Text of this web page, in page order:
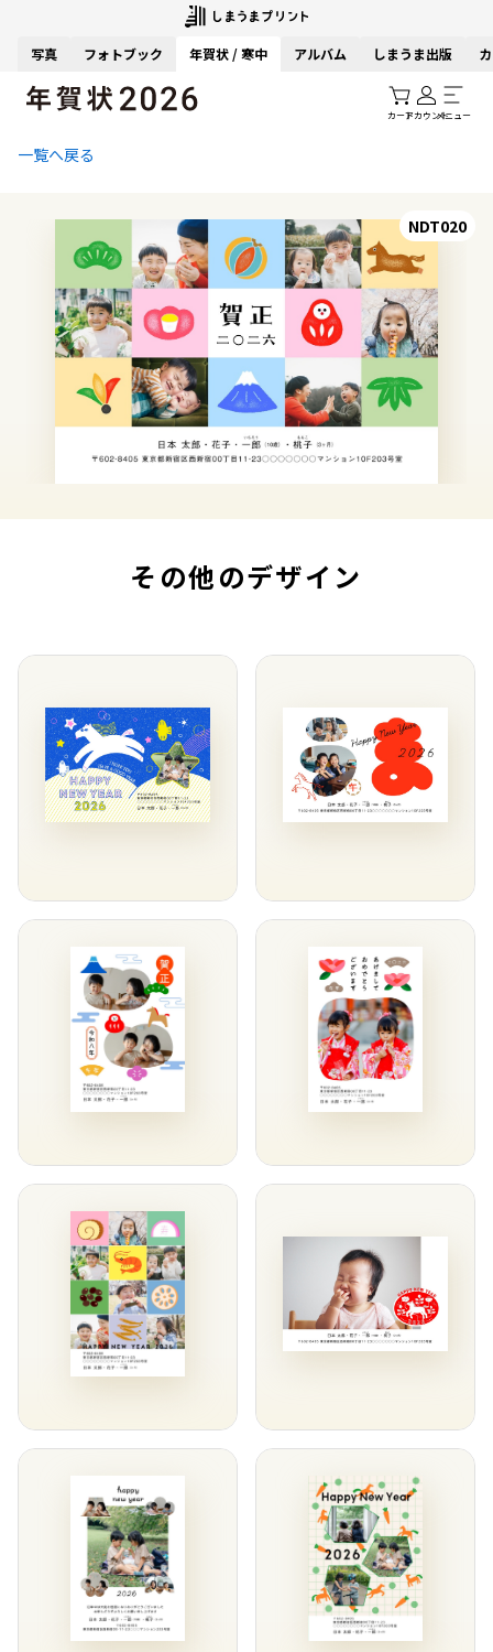
写真 フォトブック 年賀状 / 寒中 アルバム しまうま出版
カートアカウントメニュー
一覧へ戻る
NDT020
その他のデザイン